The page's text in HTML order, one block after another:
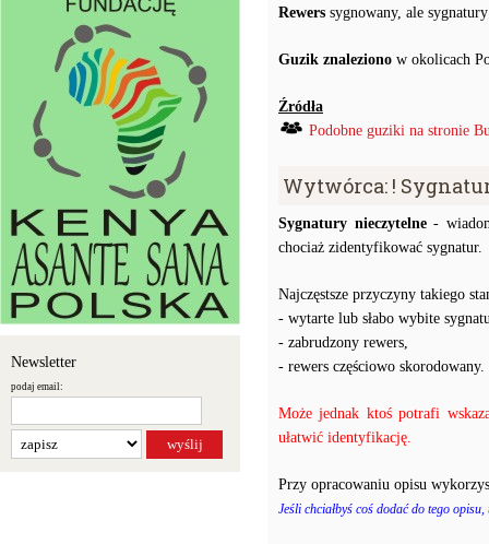
Newsletter
podaj email:
Rewers sygnowany, ale
Guzik znaleziono w okolicach
Źródła
Podobne guziki na stronie
Wytwórca: !
Sygnatury nieczytelne-
chociaż zidentyfikować sygnatur.
Najczęstsze przyczyny takiego
- wytarte lub słabo wybite
- zabrudzony rewers,
- rewers częściowo skorodowany.
Może jednak ktoś potrafi
ułatwić identyfikację.
Przy opracowaniu opisu
Jeśli chciałbyś coś dodać do tego